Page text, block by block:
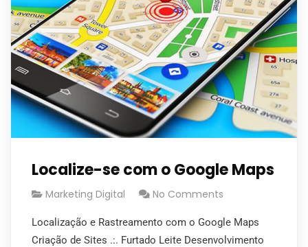
Localize-se com o Google Maps
Marketing Digital No Comments
Localização e Rastreamento com o Google Maps
Criação de Sites .:. Furtado Leite Desenvolvimento